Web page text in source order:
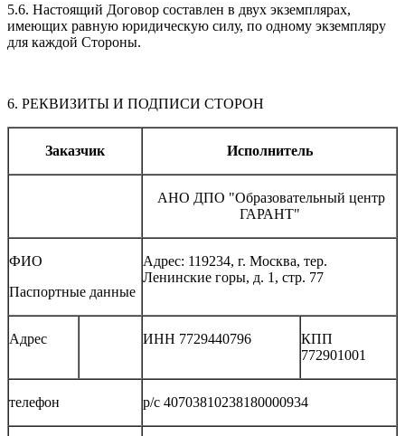
5.6. Настоящий Договор составлен в двух экземплярах,
имеющих равную юридическую силу, по одному экземпляру
для каждой Стороны.
6. РЕКВИЗИТЫ И ПОДПИСИ СТОРОН
Заказчик Исполнитель
АНО ДПО "Образовательный центр
ГАРАНТ"
ФИО
Паспортные данные
Адрес: 119234, г. Москва, тер.
Ленинские горы, д. 1, стр. 77
Адрес ИНН 7729440796
КПП
772901001
телефон р/с 40703810238180000934